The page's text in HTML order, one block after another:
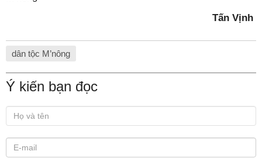
Tấn Vịnh
dân tộc M’nông
Ý kiến bạn đọc